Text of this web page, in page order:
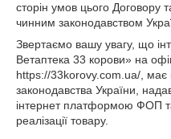
сторін умов цього Договору
чинним законодавством
Звертаємо вашу увагу, що
Ветаптека 33 корови» на
https://33korovy.com.ua/, має
законодавства України,
інтернет платформою ФОП
реалізації товару.